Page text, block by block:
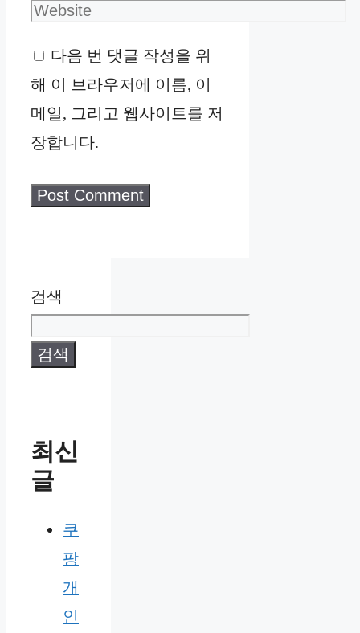
다음 번 댓글 작성을 위
해 이 브라우저에 이름, 이
메일, 그리고 웹사이트를 저
장합니다.
검색
검색
최신
글
쿠
팡
개
인